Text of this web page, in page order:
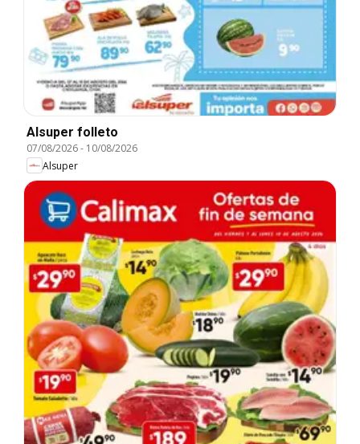
Alsuper folleto
07/08/2026- 10/08/2026
Alsuper